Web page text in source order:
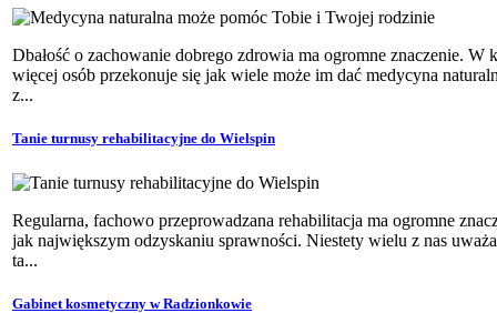
Dbałość o zachowanie dobrego zdrowia ma ogromne znaczenie.
więcej osób przekonuje się jak wiele może im dać medycyna
z...
Tanie turnusy rehabilitacyjne do Wielspin
Regularna, fachowo przeprowadzana rehabilitacja ma ogromne
jak największym odzyskaniu sprawności. Niestety wielu z nas
ta...
Gabinet kosmetyczny w Radzionkowie